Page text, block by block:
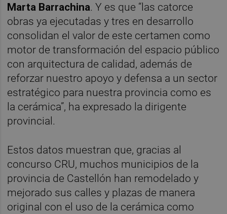
Marta Barrachina. Y es que “las catorce
obras ya ejecutadas y tres en desarrollo
consolidan el valor de este certamen como
motor de transformación del espacio público
con arquitectura de calidad, además de
reforzar nuestro apoyo y defensa a un sector
estratégico para nuestra provincia como es
la cerámica”, ha expresado la dirigente
provincial.
Estos datos muestran que, gracias al
concurso CRU, muchos municipios de la
provincia de Castellón han remodelado y
mejorado sus calles y plazas de manera
original con el uso de la cerámica como